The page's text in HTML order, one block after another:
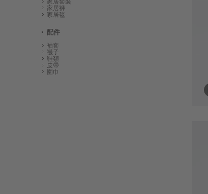
家居褲
家居毯
配件
袖套
襪子
鞋類
皮帶
圍巾